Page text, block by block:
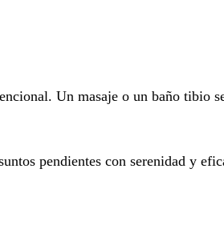
Un masaje o un baño tibio
pendientes con serenidad y